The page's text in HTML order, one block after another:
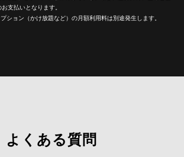
支払いとなります。
ション（かけ放題など）の月額利用料は別途発生します。
よくある質問